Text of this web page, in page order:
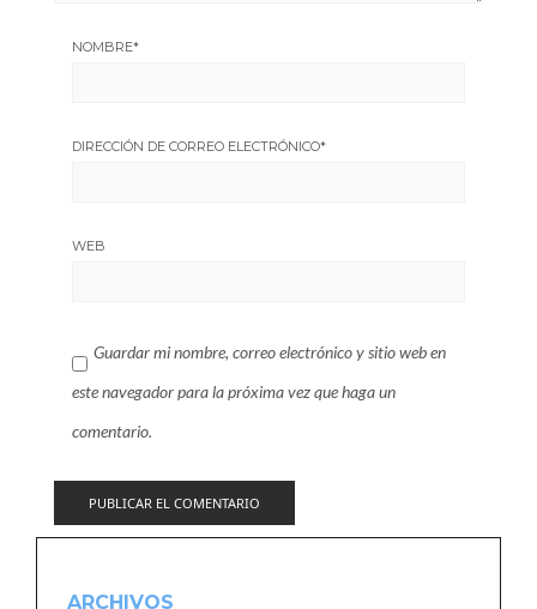
NOMBRE*
DIRECCIÓN DE CORREO ELECTRÓNICO*
WEB
Guardar mi nombre, correo electrónico y sitio web en
este navegador para la próxima vez que haga un
comentario.
ARCHIVOS